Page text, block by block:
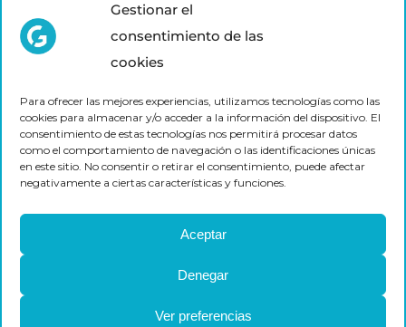
Gestionar el
consentimiento de las
cookies
Para ofrecer las mejores experiencias, utilizamos tecnologías como las
cookies para almacenar y/o acceder a la información del dispositivo. El
consentimiento de estas tecnologías nos permitirá procesar datos
como el comportamiento de navegación o las identificaciones únicas
en este sitio. No consentir o retirar el consentimiento, puede afectar
negativamente a ciertas características y funciones.
Aceptar
Denegar
Ver preferencias
Gases industriales